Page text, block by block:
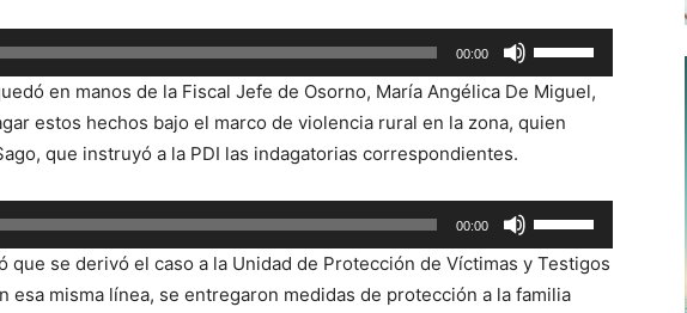
00:00
Utiliza
las
teclas
de
arriba/abajo
para
aumentar
o
en manos de la Fiscal Jefe de Osorno, María Angélica De Miguel,
estos hechos bajo el marco de violencia rural en la zona, quien
que instruyó a la PDI las indagatorias correspondientes.
00:00
Utiliza
las
teclas
que se derivó el caso a la Unidad de Protección de Víctimas y Testigos
esa misma línea, se entregaron medidas de protección a la familia